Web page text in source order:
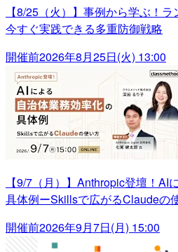
【8/25（火）】事例から学ぶ！
今すぐ実践できる多重防御戦略
開催前2026年8月25日(火) 13:00
【9/7（月）】Anthropic登壇！AI
具体例ーSkillsで広がるClaudeの
開催前2026年9月7日(月) 15:00